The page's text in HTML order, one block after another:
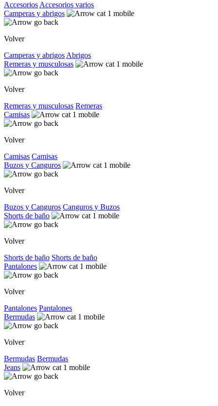
Accesorios Accesorios varios
Camperas y abrigos
Volver
Camperas y abrigos Abrigos
Remeras y musculosas
Volver
Remeras y musculosas Remeras
Camisas
Volver
Camisas Camisas
Buzos y Canguros
Volver
Buzos y Canguros Canguros y Buzos
Shorts de baño
Volver
Shorts de baño Shorts de baño
Pantalones
Volver
Pantalones Pantalones
Bermudas
Volver
Bermudas Bermudas
Jeans
Volver